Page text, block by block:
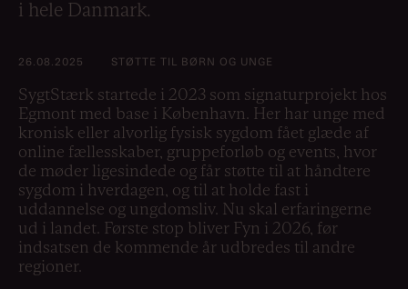
i hele Danmark.
26.08.2025 STØTTE TIL BØRN OG UNGE
SygtStærk startede i 2023 som signaturprojekt hos
Egmont med base i København. Her har unge med
kronisk eller alvorlig fysisk sygdom fået glæde af
online fællesskaber, gruppeforløb og events, hvor
de møder ligesindede og får støtte til at håndtere
sygdom i hverdagen, og til at holde fast i
uddannelse og ungdomsliv. Nu skal erfaringerne
ud i landet. Første stop bliver Fyn i 2026, før
indsatsen de kommende år udbredes til andre
regioner.